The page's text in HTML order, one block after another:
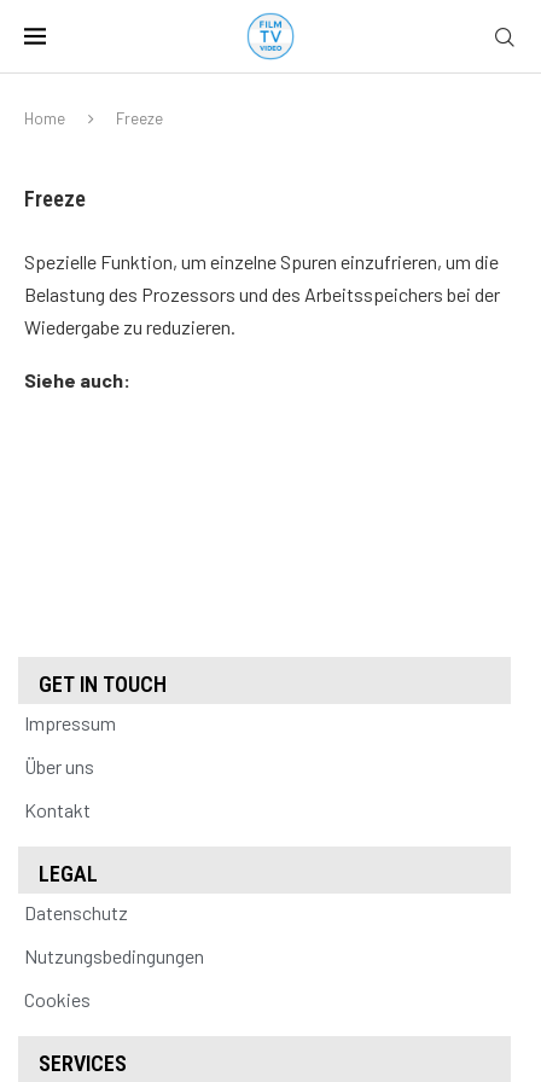
Home Freeze
Freeze
Spezielle Funktion, um einzelne Spuren einzufrieren, um die
Belastung des Prozessors und des Arbeitsspeichers bei der
Wiedergabe zu reduzieren.
Siehe auch:
GET IN TOUCH
Impressum
Über uns
Kontakt
LEGAL
Datenschutz
Nutzungsbedingungen
Cookies
SERVICES